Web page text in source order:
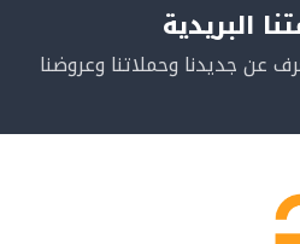
البريدية
عن جديدنا وحملاتنا وعروضنا